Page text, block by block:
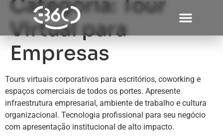
Categoria: Tour
Virtual para
Empresas
Tours virtuais corporativos para escritórios, coworking e
espaços comerciais de todos os portes. Apresente
infraestrutura empresarial, ambiente de trabalho e cultura
organizacional. Tecnologia profissional para seu negócio
com apresentação institucional de alto impacto.